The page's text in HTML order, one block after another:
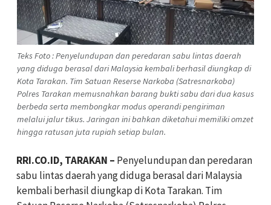
Teks Foto : Penyelundupan dan peredaran sabu lintas daerah
yang diduga berasal dari Malaysia kembali berhasil diungkap di
Kota Tarakan. Tim Satuan Reserse Narkoba (Satresnarkoba)
Polres Tarakan memusnahkan barang bukti sabu dari dua kasus
berbeda serta membongkar modus operandi pengiriman
melalui jalur tikus. Jaringan ini bahkan diketahui memiliki omzet
hingga ratusan juta rupiah setiap bulan.
RRI.CO.ID, TARAKAN – Penyelundupan dan peredaran
sabu lintas daerah yang diduga berasal dari Malaysia
kembali berhasil diungkap di Kota Tarakan. Tim